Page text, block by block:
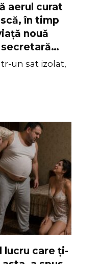
aerul curat
în timp
nouă
secretară…
un sat izolat,
lucru care ți-